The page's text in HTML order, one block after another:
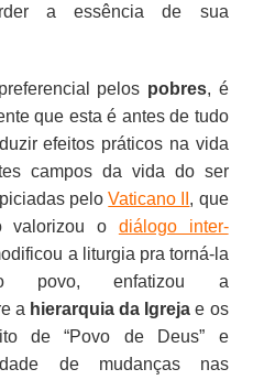
a essência de sua
pelos pobres, é
que esta é antes de tudo
efeitos práticos na vida
campos da vida do ser
peloVaticano II , que
valorizou o diálogo inter-
a liturgia pra torná-la
povo, enfatizou a
a hierarquia da Igreja e os
de “Povo de Deus” e
de mudanças nas